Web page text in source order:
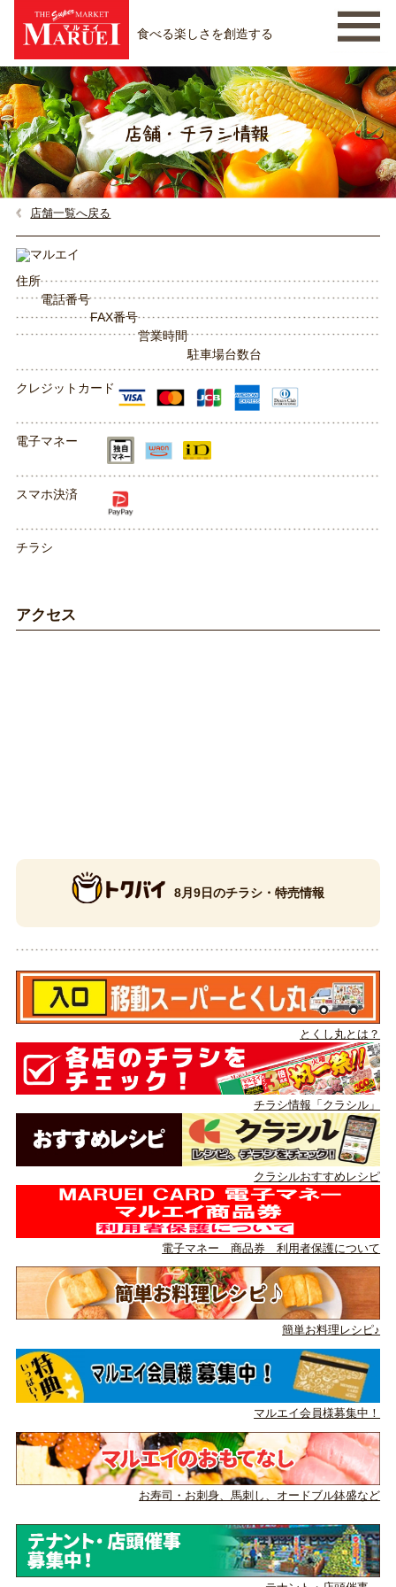
食べる楽しさを創造する
店舗一覧へ戻る
住所
電話番号
FAX番号
営業時間
駐車場台数台
クレジットカード
電子マネー
スマホ決済
チラシ
アクセス
8月9日のチラシ・特売情報
とくし丸とは？
チラシ情報「クラシル」
クラシルおすすめレシピ
電子マネー 商品券 利用者保護について
簡単お料理レシピ♪
マルエイ会員様募集中！
お寿司・お刺身、馬刺し、 オードブル鉢盛など